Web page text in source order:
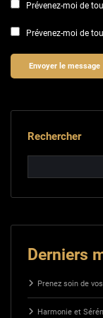
Prévenez-moi de
Prévenez-moi de
Rechercher
Derniers
Prenez soin de
Harmonie et